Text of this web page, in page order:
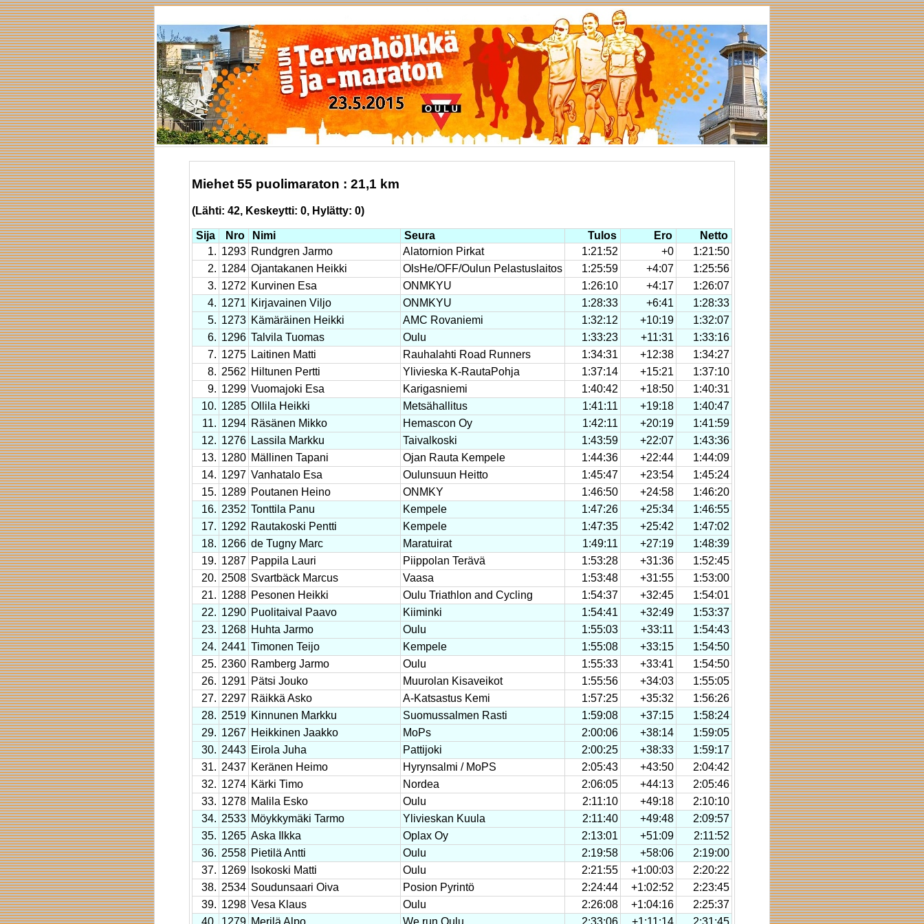
Miehet 55 puolimaraton : 21,1 km
(Lähti: 42, Keskeytti: 0, Hylätty: 0)
Sija Nro Nimi Seura Tulos Ero
Netto
1. 1293 Rundgren Jarmo Alatornion Pirkat 1:21:52 +0
1:21:50
2. 1284 Ojantakanen Heikki OlsHe/OFF/Oulun Pelastuslaitos 1:25:59 +4:07
1:25:56
3. 1272 Kurvinen Esa ONMKYU 1:26:10 +4:17
1:26:07
4. 1271 Kirjavainen Viljo ONMKYU 1:28:33 +6:41
1:28:33
5. 1273 Kämäräinen Heikki AMC Rovaniemi 1:32:12 +10:19
1:32:07
6. 1296 Talvila Tuomas Oulu 1:33:23 +11:31
1:33:16
7. 1275 Laitinen Matti Rauhalahti Road Runners 1:34:31 +12:38
1:34:27
8. 2562 Hiltunen Pertti Ylivieska K-RautaPohja 1:37:14 +15:21
1:37:10
9. 1299 Vuomajoki Esa Karigasniemi 1:40:42 +18:50
1:40:31
10. 1285 Ollila Heikki Metsähallitus 1:41:11 +19:18
1:40:47
11. 1294 Räsänen Mikko Hemascon Oy 1:42:11 +20:19
1:41:59
12. 1276 Lassila Markku Taivalkoski 1:43:59 +22:07
1:43:36
13. 1280 Mällinen Tapani Ojan Rauta Kempele 1:44:36 +22:44
1:44:09
14. 1297 Vanhatalo Esa Oulunsuun Heitto 1:45:47 +23:54
1:45:24
15. 1289 Poutanen Heino ONMKY 1:46:50 +24:58
1:46:20
16. 2352 Tonttila Panu Kempele 1:47:26 +25:34
1:46:55
17. 1292 Rautakoski Pentti Kempele 1:47:35 +25:42
1:47:02
18. 1266 de Tugny Marc Maratuirat 1:49:11 +27:19
1:48:39
19. 1287 Pappila Lauri Piippolan Terävä 1:53:28 +31:36
1:52:45
20. 2508 Svartbäck Marcus Vaasa 1:53:48 +31:55
1:53:00
21. 1288 Pesonen Heikki Oulu Triathlon and Cycling 1:54:37 +32:45
1:54:01
22. 1290 Puolitaival Paavo Kiiminki 1:54:41 +32:49
1:53:37
23. 1268 Huhta Jarmo Oulu 1:55:03 +33:11
1:54:43
24. 2441 Timonen Teijo Kempele 1:55:08 +33:15
1:54:50
25. 2360 Ramberg Jarmo Oulu 1:55:33 +33:41
1:54:50
26. 1291 Pätsi Jouko Muurolan Kisaveikot 1:55:56 +34:03
1:55:05
27. 2297 Räikkä Asko A-Katsastus Kemi 1:57:25 +35:32
1:56:26
28. 2519 Kinnunen Markku Suomussalmen Rasti 1:59:08 +37:15
1:58:24
29. 1267 Heikkinen Jaakko MoPs 2:00:06 +38:14
1:59:05
30. 2443 Eirola Juha Pattijoki 2:00:25 +38:33
1:59:17
31. 2437 Keränen Heimo Hyrynsalmi / MoPS 2:05:43 +43:50
2:04:42
32. 1274 Kärki Timo Nordea 2:06:05 +44:13
2:05:46
33. 1278 Malila Esko Oulu 2:11:10 +49:18
2:10:10
34. 2533 Möykkymäki Tarmo Ylivieskan Kuula 2:11:40 +49:48
2:09:57
35. 1265 Aska Ilkka Oplax Oy 2:13:01 +51:09
2:11:52
36. 2558 Pietilä Antti Oulu 2:19:58 +58:06
2:19:00
37. 1269 Isokoski Matti Oulu 2:21:55 +1:00:03
2:20:22
38. 2534 Soudunsaari Oiva Posion Pyrintö 2:24:44 +1:02:52
2:23:45
39. 1298 Vesa Klaus Oulu 2:26:08 +1:04:16
2:25:37